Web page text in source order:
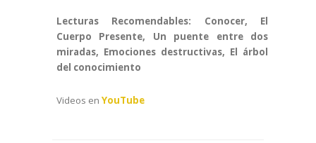
Lecturas Recomendables: Conocer, El
Cuerpo Presente, Un puente entre dos
miradas, Emociones destructivas, El árbol
del conocimiento
Videos en YouTube